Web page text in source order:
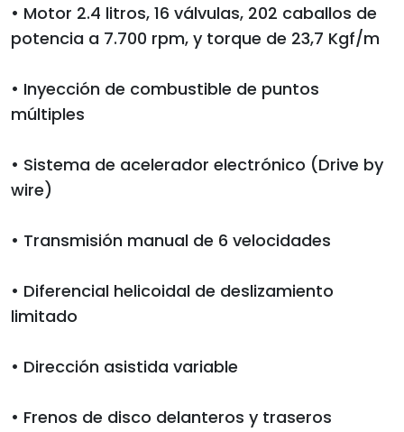
• Motor 2.4 litros, 16 válvulas, 202 caballos de
potencia a 7.700 rpm, y torque de 23,7 Kgf/m
• Inyección de combustible de puntos
múltiples
• Sistema de acelerador electrónico (Drive by
wire)
• Transmisión manual de 6 velocidades
• Diferencial helicoidal de deslizamiento
limitado
• Dirección asistida variable
• Frenos de disco delanteros y traseros